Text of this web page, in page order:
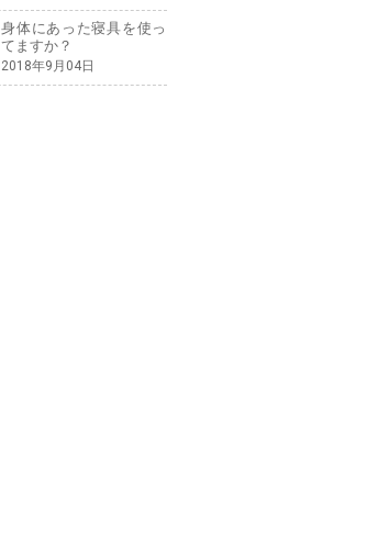
身体にあった寝具を使っ
てますか？
2018年9月04日